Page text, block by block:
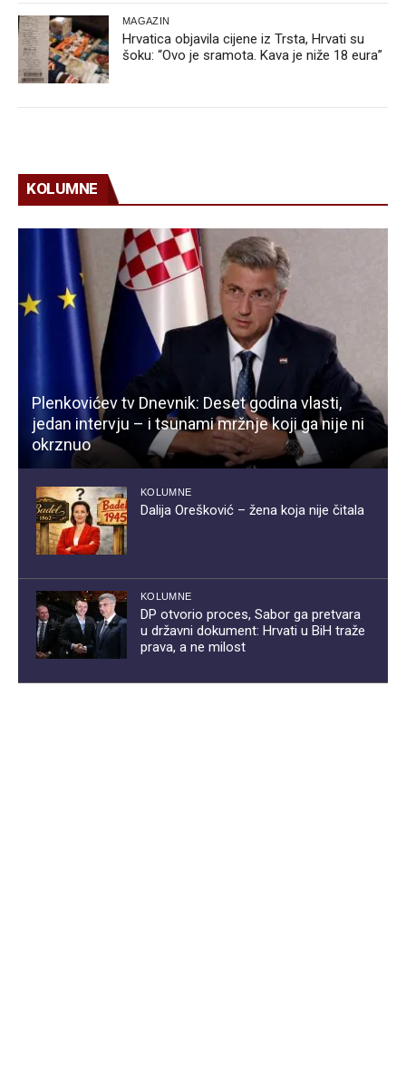
MAGAZIN
Hrvatica objavila cijene iz Trsta, Hrvati su
šoku: “Ovo je sramota. Kava je niže 18 eura”
KOLUMNE
Plenkovićev tv Dnevnik: Deset godina vlasti,
jedan intervju – i tsunami mržnje koji ga nije ni
okrznuo
KOLUMNE
Dalija Orešković – žena koja nije čitala
KOLUMNE
DP otvorio proces, Sabor ga pretvara
u državni dokument: Hrvati u BiH traže
prava, a ne milost